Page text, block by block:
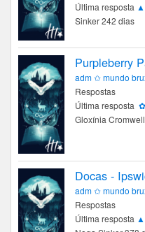
Última resposta
Sinker 242 dias
Purpleberry
adm ✩ mundo
Respostas
Última resposta
Gloxínia
Docas -
adm ✩ mundo
Respostas
Última resposta